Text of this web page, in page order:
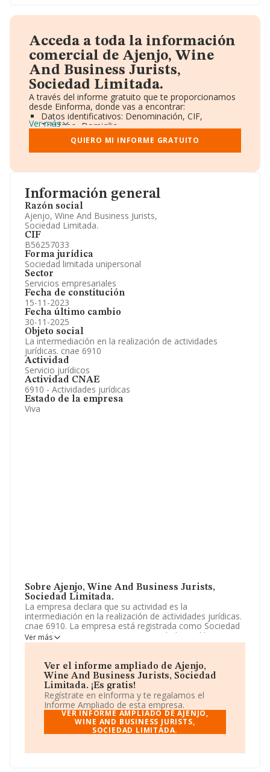
Información general
Razón social
Ajenjo, Wine And Business Jurists,
Sociedad Limitada.
CIF
B56257033
Forma jurídica
Sociedad limitada unipersonal
Sector
Servicios empresariales
Fecha de constitución
15-11-2023
Fecha último cambio
30-11-2025
Objeto social
La intermediación en la realización de actividades
jurídicas. cnae 6910
Actividad
Servicio jurídicos
Actividad CNAE
6910 - Actividades jurídicas
Estado de la empresa
Viva
Sobre Ajenjo, Wine And Business Jurists,
Sociedad Limitada.
La empresa declara que su actividad es la
intermediación en la realización de actividades jurídicas.
cnae 6910. La empresa está registrada como Sociedad
Limitada. Tiene CNAE: 6910 - 'Actividades jurídicas'. La
empresa no tiene actividad en mercados exteriores.
La compañíaAjenjo, Wine And Business Jurists,
Sociedad Limitada, CIF B56257033, tiene su domicilio
social establecido en Calle Emilio Castelar núm. 15 Plt 1,
Letra E, (13600), en el municipio de Alcazar De San Juan,
provincia de Ciudad Real, Castilla-la Mancha.
En relación con el sector y disponiendo de los datos de
hasta 28.030 empresas, la facturación en el ámbito
un promedio de facturación de 224 mil euros entre
Ver más
Ver el informe ampliado de Ajenjo,
Wine And Business Jurists, Sociedad
Limitada. ¡Es gratis!
Regístrate en eInforma y te regalamos el
Informe Ampliado de esta empresa.
VER INFORME AMPLIADO DE AJENJO,
WINE AND BUSINESS JURISTS,
SOCIEDAD LIMITADA.
Acceda a toda la información
comercial de Ajenjo, Wine
And Business Jurists,
Sociedad Limitada.
A través del informe gratuito que te proporcionamos
desde Einforma, donde vas a encontrar:
Datos identificativos: Denominación, CIF,
Teléfono, Domicilio.
Informe Mercantil Completo (BORME).
Gráficos de Evolución Ventas y Empleados.
Consejo de Administración y Administradores.
Accionistas.
Artículos de prensa publicados sobre la empresa.
Información oficial y registral complementaria.
Ver más
QUIERO MI INFORME GRATUITO